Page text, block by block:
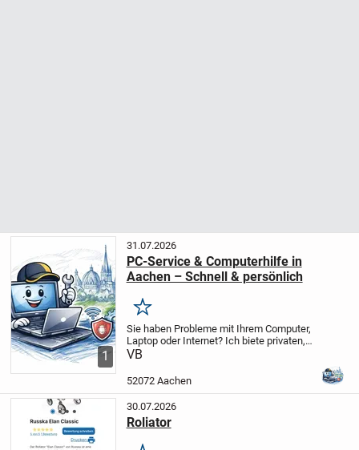
1
31.07.2026
PC-Service & Computerhilfe in
Aachen – Schnell & persönlich
Merken
Sie haben Probleme mit Ihrem Computer,
Laptop oder Internet? Ich biete privaten,
zuverlässigen IT-Service – unkompliziert,
ob langsamer Rechner, Abstürze,...
VB
52072 Aachen
30.07.2026
Roliator